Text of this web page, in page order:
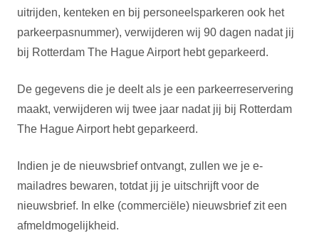
uitrijden, kenteken en bij personeelsparkeren ook het
parkeerpasnummer), verwijderen wij 90 dagen nadat jij
bij Rotterdam The Hague Airport hebt geparkeerd.
De gegevens die je deelt als je een parkeerreservering
maakt, verwijderen wij twee jaar nadat jij bij Rotterdam
The Hague Airport hebt geparkeerd.
Indien je de nieuwsbrief ontvangt, zullen we je e-
mailadres bewaren, totdat jij je uitschrijft voor de
nieuwsbrief. In elke (commerciële) nieuwsbrief zit een
afmeldmogelijkheid.